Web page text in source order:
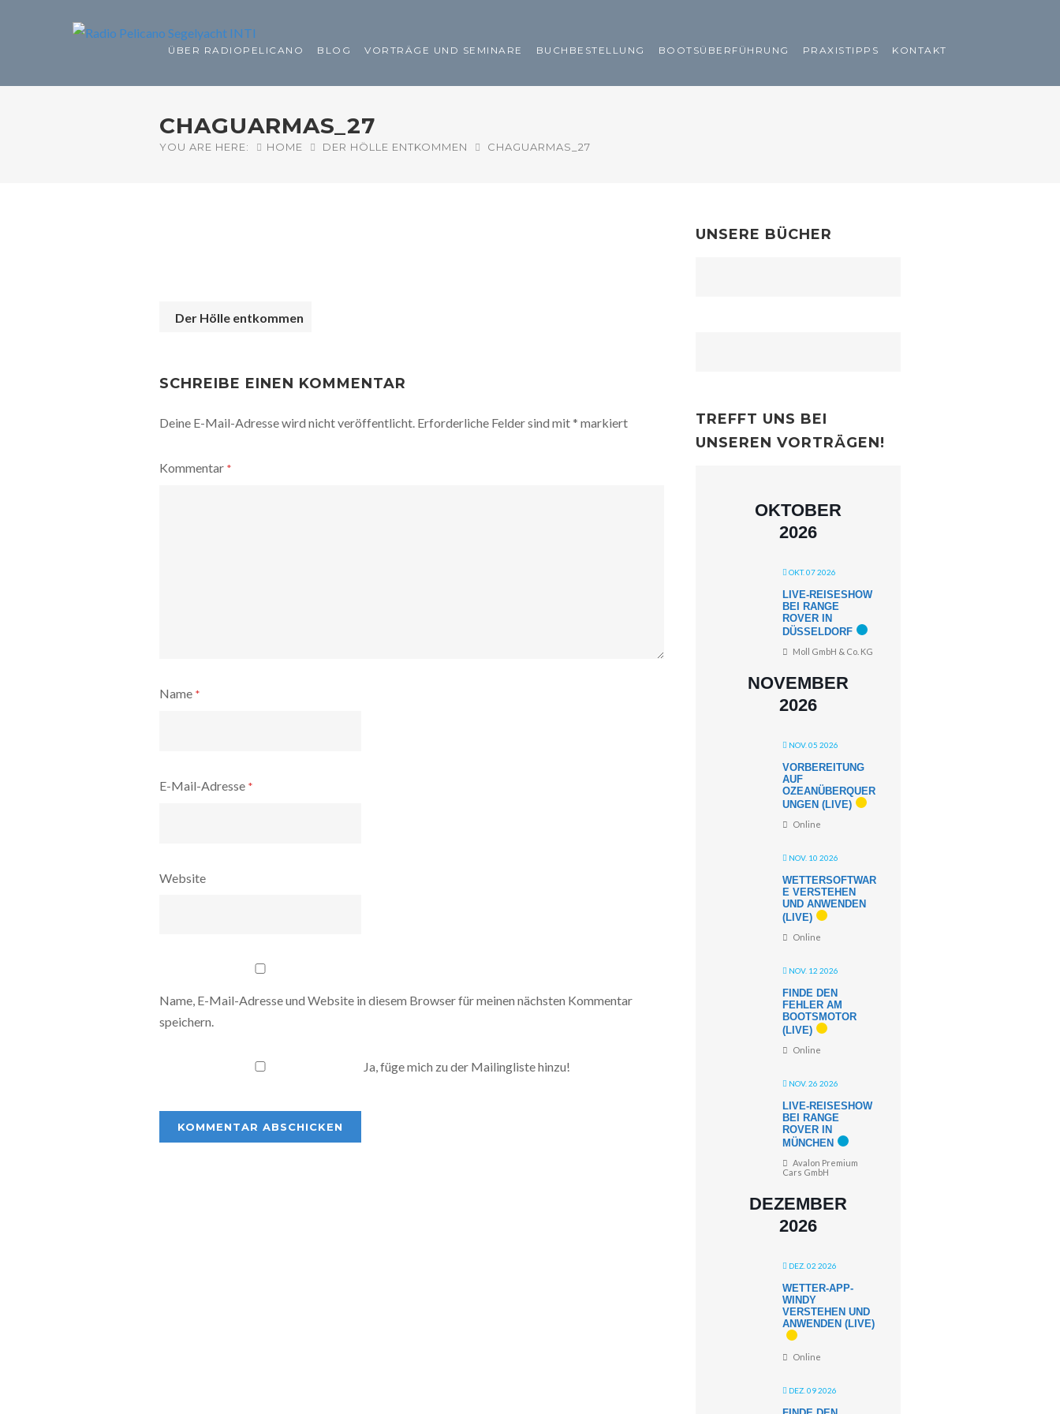
ÜBER RADIOPELICANO BLOG VORTRÄGE UND SEMINARE BUCHBESTELLUNG BOOTSÜBERFÜHRUNG PRAXISTIPPS KONTAKT
CHAGUARMAS_27
YOU ARE HERE: HOME DER HÖLLE ENTKOMMEN CHAGUARMAS_27
NAVIGATION
Der Hölle entkommen
SCHREIBE EINEN KOMMENTAR
Deine E-Mail-Adresse wird nicht veröffentlicht. Erforderliche Felder sind mit* markiert
Kommentar *
Name *
E-Mail-Adresse *
Website
Name, E-Mail-Adresse und Website in diesem Browser für meinen nächsten Kommentar
speichern.
Ja, füge mich zu der Mailingliste hinzu!
UNSERE BÜCHER
TREFFT UNS BEI
UNSEREN VORTRÄGEN!
OKTOBER
2026
OKT. 07 2026
LIVE-REISESHOW
BEI RANGE
ROVER IN
DÜSSELDORF
Moll GmbH & Co. KG
NOVEMBER
2026
NOV. 05 2026
VORBEREITUNG
AUF
OZEANÜBERQUER
UNGEN (LIVE)
Online
NOV. 10 2026
WETTERSOFTWAR
E VERSTEHEN
UND ANWENDEN
(LIVE)
Online
NOV. 12 2026
FINDE DEN
FEHLER AM
BOOTSMOTOR
(LIVE)
Online
NOV. 26 2026
LIVE-REISESHOW
BEI RANGE
ROVER IN
MÜNCHEN
Avalon Premium
Cars GmbH
DEZEMBER
2026
DEZ. 02 2026
WETTER-APP-
WINDY
VERSTEHEN UND
ANWENDEN (LIVE)
Online
DEZ. 09 2026